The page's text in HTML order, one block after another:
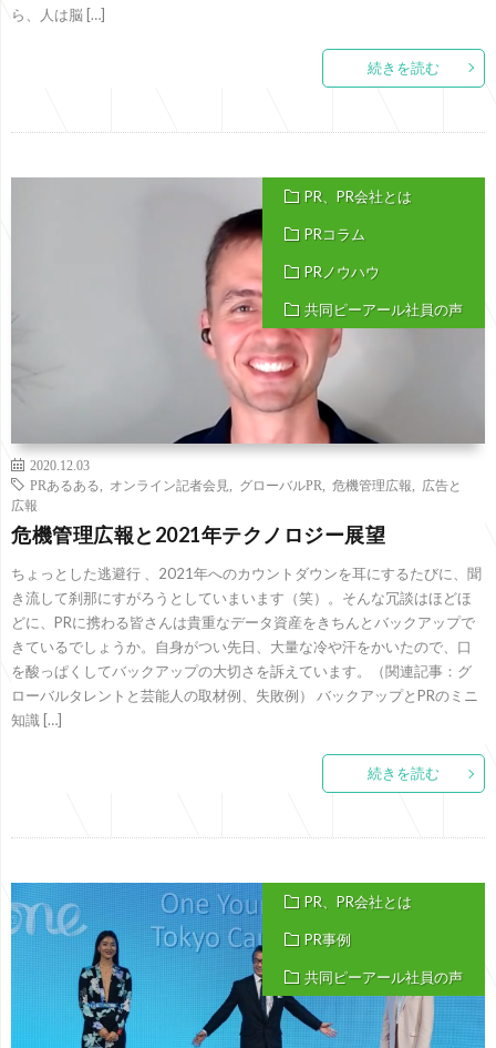
ら、人は脳 […]
続きを読む
PR、PR会社とは
PRコラム
PRノウハウ
共同ピーアール社員の声
2020.12.03
PRあるある
オンライン記者会見 グローバルPR 危機管理広報
広告と
広報
危機管理広報と2021年テクノロジー展望
ちょっとした逃避行 、2021年へのカウントダウンを耳にするたびに、聞
き流して刹那にすがろうとしていまいます（笑）。そんな冗談はほどほ
どに、PRに携わる皆さんは貴重なデータ資産をきちんとバックアップで
きているでしょうか。自身がつい先日、大量な冷や汗をかいたので、口
を酸っぱくしてバックアップの大切さを訴えています。（関連記事：グ
ローバルタレントと芸能人の取材例、失敗例） バックアップとPRのミニ
知識 […]
続きを読む
PR、PR会社とは
PR事例
共同ピーアール社員の声